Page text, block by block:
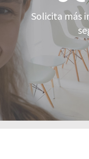
Solicita más